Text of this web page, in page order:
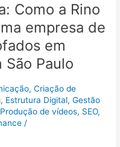
Como a Rino
empresa de
em
Paulo
,Criação de
, Estrutura Digital,Gestão
Produção de vídeos, SEO,
/